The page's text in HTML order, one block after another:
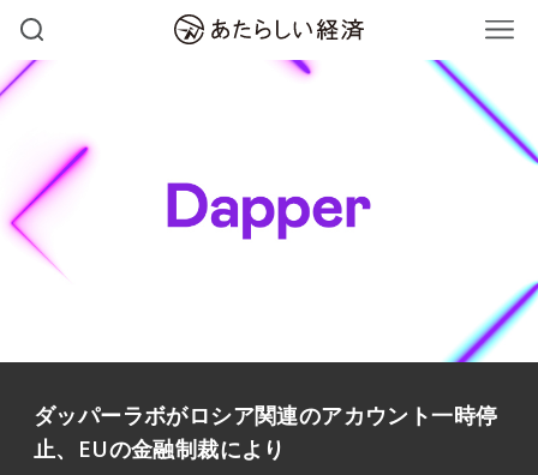
ダッパーラボがロシア関連のアカウント一時停
止、EUの金融制裁により